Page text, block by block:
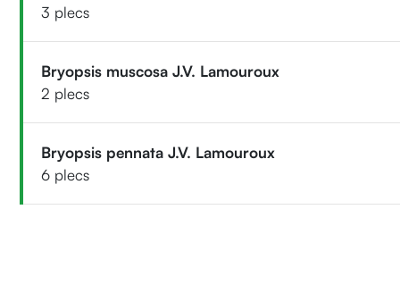
3 plecs
Bryopsis muscosa J.V. Lamouroux
2 plecs
Bryopsis pennata J.V. Lamouroux
6 plecs